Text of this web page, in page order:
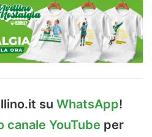
su WhatsApp!
canale YouTube per